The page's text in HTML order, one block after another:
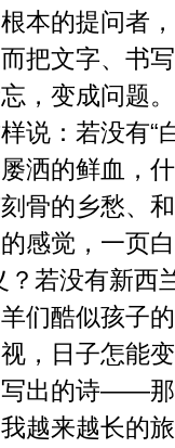
本的提问者
把文字、书
，变成问题
说：若没有“
洒的鲜血，
骨的乡愁、
感觉，一页
？若没有新西
们酷似孩子
，日子怎能
出的诗——
越来越长的